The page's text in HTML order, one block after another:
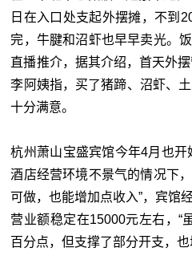
日在入口处支起外摆摊，不到
完，牛腱和沼虾也早早卖光。
直播推介，据其介绍，首天外
李阿姨指，买了猪蹄、沼虾、
十分满意。
杭州萧山宝盛宾馆今年4月也开
酒店经营环境不景气的情况下
可做，也能增加点收入”，宾馆
营业额稳定在15000元左右，“
百分点，但支撑了部分开支，也